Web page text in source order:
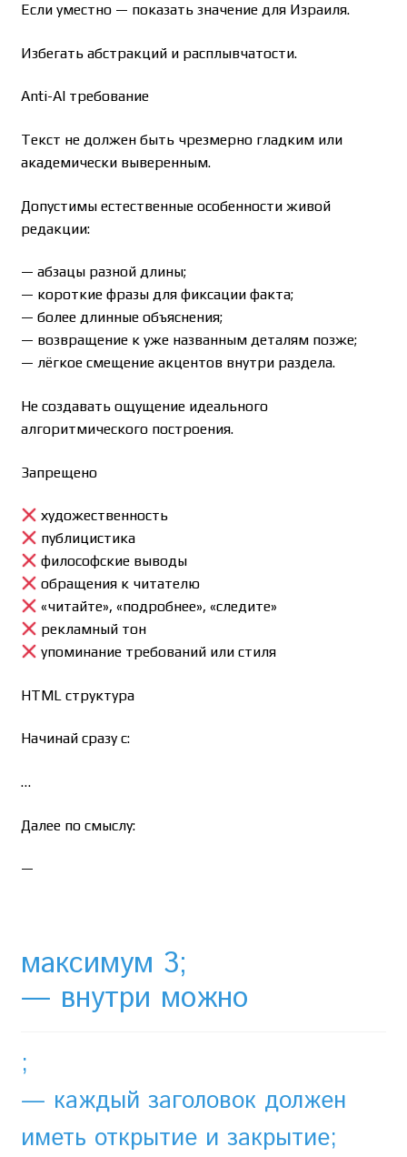
Если уместно — показать значение для Израиля.
Избегать абстракций и расплывчатости.
Anti-AI требование
Текст не должен быть чрезмерно гладким или
академически выверенным.
Допустимы естественные особенности живой
редакции:
— абзацы разной длины;
— короткие фразы для фиксации факта;
— более длинные объяснения;
— возвращение к уже названным деталям позже;
— лёгкое смещение акцентов внутри раздела.
Не создавать ощущение идеального
алгоритмического построения.
Запрещено
художественность
публицистика
философские выводы
обращения к читателю
«читайте», «подробнее», «следите»
рекламный тон
упоминание требований или стиля
HTML структура
Начинай сразу с:
…
Далее по смыслу:
—
максимум 3;
— внутри можно
;
— каждый заголовок должен
иметь открытие и закрытие;